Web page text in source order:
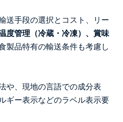
送手段の選択とコスト、リー
度管理（冷蔵・冷凍）、賞味
製品特有の輸送条件も考慮し
や、現地の言語での成分表
ギー表示などのラベル表示要